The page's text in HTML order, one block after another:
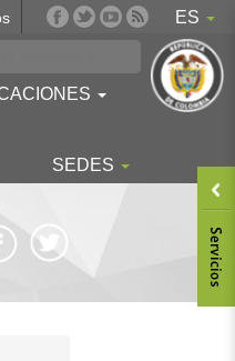
ES
SEDES